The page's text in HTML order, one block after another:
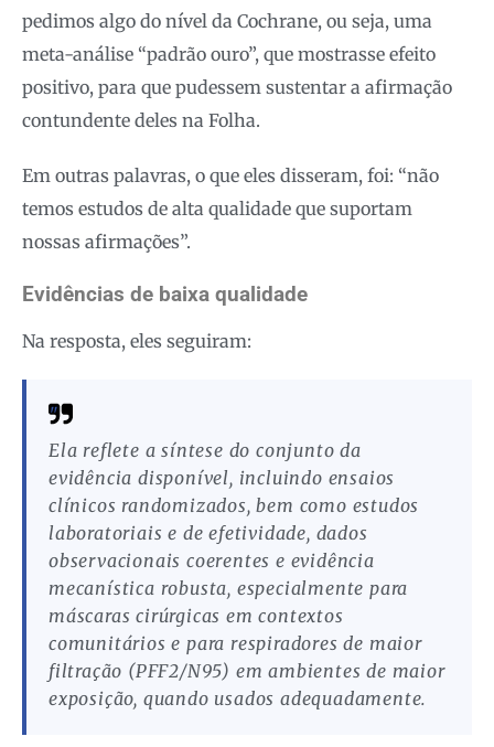
pedimos algo do nível da Cochrane, ou seja, uma
meta-análise “padrão ouro”, que mostrasse efeito
positivo, para que pudessem sustentar a afirmação
contundente deles na Folha.
Em outras palavras, o que eles disseram, foi: “não
temos estudos de alta qualidade que suportam
nossas afirmações”.
Evidências de baixa qualidade
Na resposta, eles seguiram:
Ela reflete a síntese do conjunto da
evidência disponível, incluindo ensaios
clínicos randomizados, bem como estudos
laboratoriais e de efetividade, dados
observacionais coerentes e evidência
mecanística robusta, especialmente para
máscaras cirúrgicas em contextos
comunitários e para respiradores de maior
filtração (PFF2/N95) em ambientes de maior
exposição, quando usados adequadamente.